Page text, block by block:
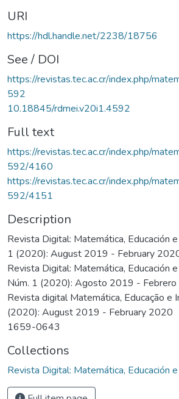
URI
https://hdl.handle.net/2238/18756
See / DOI
https://revistas.tec.ac.cr/index.php/
592
10.18845/rdmei.v20i1.4592
Full text
https://revistas.tec.ac.cr/index.php/
592/4160
https://revistas.tec.ac.cr/index.php/
592/4151
Description
Revista Digital: Matemática, Educación
1 (2020): August 2019 - February
Revista Digital: Matemática, Educación
Núm. 1 (2020): Agosto 2019 -
Revista digital Matemática, Educação e
(2020): August 2019 - February 2020
1659-0643
Collections
Revista Digital: Matemática, Educación